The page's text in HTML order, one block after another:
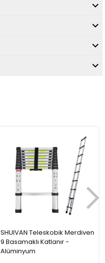
SHUIVAN Teleskobik Merdiven
9 Basamaklı Katlanır -
Alüminyum